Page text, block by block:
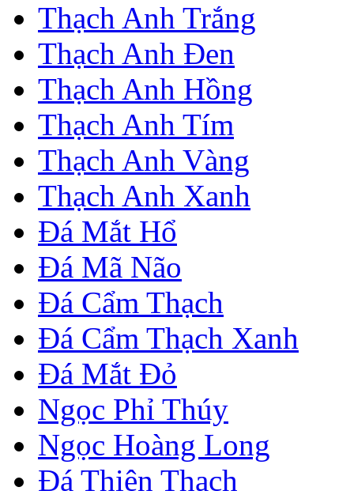
Thạch Anh Trắng
Thạch Anh Đen
Thạch Anh Hồng
Thạch Anh Tím
Thạch Anh Vàng
Thạch Anh Xanh
Đá Mắt Hổ
Đá Mã Não
Đá Cẩm Thạch
Đá Cẩm Thạch Xanh
Đá Mắt Đỏ
Ngọc Phỉ Thúy
Ngọc Hoàng Long
Đá Thiên Thạch